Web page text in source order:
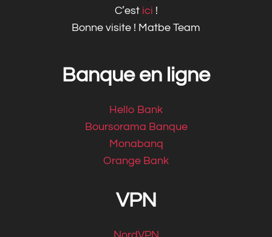
C’est ici !
Bonne visite ! Matbe Team
Banque en ligne
Hello Bank
Boursorama Banque
Monabanq
Orange Bank
VPN
NordVPN